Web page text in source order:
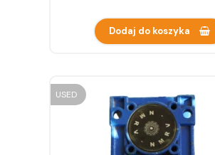
Dodaj do koszyka
USED